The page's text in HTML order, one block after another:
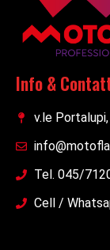
Info &
v.le
Tel. 045/
Cell /